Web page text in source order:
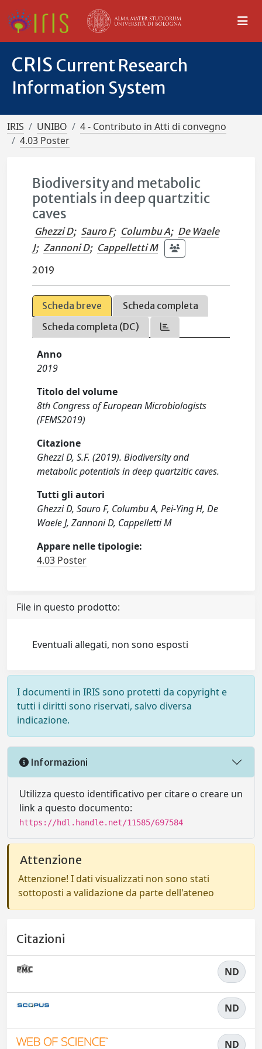
CRIS Current Research
Information System
IRIS UNIBO
4 - Contributo in Atti di convegno
4.03 Poster
Biodiversity and metabolic
potentials in deep quartzitic
caves
Ghezzi D; Sauro F; Columbu A; De Waele
J; Zannoni D; Cappelletti M
2019
Scheda breve
Scheda completa
Scheda completa (DC)
Anno
2019
Titolo del volume
8th Congress of European Microbiologists
(FEMS2019)
Citazione
Ghezzi D, S.F. (2019). Biodiversity and
metabolic potentials in deep quartzitic caves.
Tutti gli autori
Ghezzi D, Sauro F, Columbu A, Pei-Ying H, De
Waele J, Zannoni D, Cappelletti M
Appare nelle tipologie:
4.03 Poster
File in questo prodotto:
Eventuali allegati, non sono esposti
I documenti in IRIS sono protetti da copyright e
tutti i diritti sono riservati, salvo diversa
indicazione.
Informazioni
Utilizza questo identificativo per citare o creare un
link a questo documento:
https://hdl.handle.net/11585/697584
Attenzione
Attenzione! I dati visualizzati non sono stati
sottoposti a validazione da parte dell'ateneo
Citazioni
ND
ND
ND